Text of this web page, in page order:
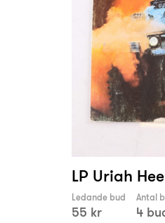
LP Uriah
Ledande bud
55 kr
Antal
4